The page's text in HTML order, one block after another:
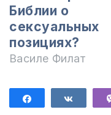
Библии о
сексуальных
позициях?
Василе Филат
Поделиться